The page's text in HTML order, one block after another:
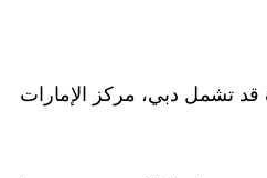
قد تشمل دبي، مركز الإمارات